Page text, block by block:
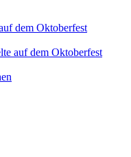
dem Oktoberfest
auf dem Oktoberfest